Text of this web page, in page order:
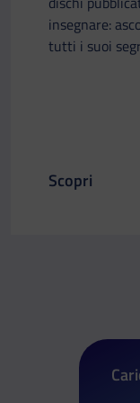
is no planet
insegnare:
tutti i suoi
Il link ti
Scopri